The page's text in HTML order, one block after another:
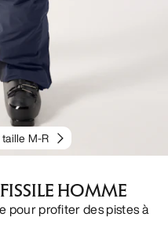
M-R
HOMME
pour profiter des pistes à